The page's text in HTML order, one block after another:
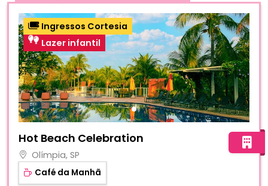
Ingressos Cortesia
Lazer infantil
Hot Beach Celebration
Olímpia, SP
Café da Manhã